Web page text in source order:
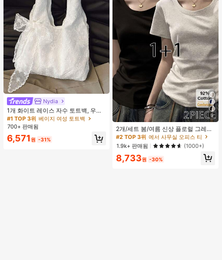
Nydia
1개 화이트 레이스 자수 토트백, 우아
한 리본 숄더백, 로맨틱 대용량 여성
데일리 쇼핑 여행 핸드백
#1 TOP 3위 베이지 여성 토트백
거의 매진!
#1 TOP 3위 베이지 여성 토트백
거의 매진!
#1 TOP 3위 베이지 여성 토트백
거의 매진!
#1 TOP 3위
베이지 여성 토트백
700+ 판매됨
6,571 원 -31%
9
2개/세트 봄/여름 신상 플로럴 그레이
+ 블랙 반팔 티셔츠, 여성 슬림핏 솔리
드 컬러 언더셔츠 캐주얼
#2 TOP 3위 에서 사무실 오피스 티
높은 재방문 고객
#2 TOP 3위 에서 사무실 오피스 티
높은 재방문 고객
#2 TOP 3위 에서 사무실 오피스 티
높은 재방문 고객
#2 TOP 3위
높은 재방문 고객
1.9k+ 판매됨 (1000+)
8,733원 -30%